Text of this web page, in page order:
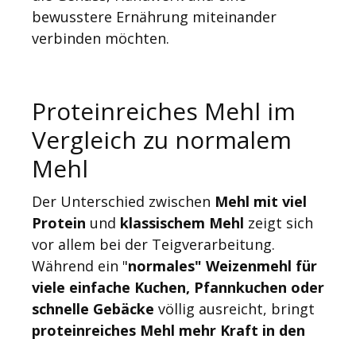
bewusstere Ernährung miteinander
verbinden möchten.
Proteinreiches Mehl im
Vergleich zu normalem
Mehl
Der Unterschied zwischen Mehl mit viel
Protein und klassischem Mehl zeigt sich
vor allem bei der Teigverarbeitung.
Während ein "normales" Weizenmehl für
viele einfache Kuchen, Pfannkuchen oder
schnelle Gebäcke völlig ausreicht, bringt
proteinreiches Mehl mehr Kraft in den